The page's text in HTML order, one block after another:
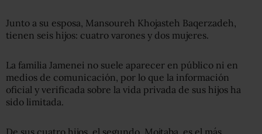
Junto a su esposa, Mansoureh Khojasteh Baqerzadeh,
tienen seis hijos: cuatro varones y dos mujeres.
La familia Jamenei no suele aparecer en público ni en
medios de comunicación, por lo que la información
oficial y verificada sobre la vida privada de sus hijos ha
sido limitada.